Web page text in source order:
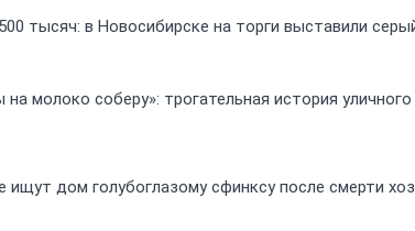
тысяч: в Новосибирске на торги выставили
молоко соберу»: трогательная история
ищут дом голубоглазому сфинксу после смерти